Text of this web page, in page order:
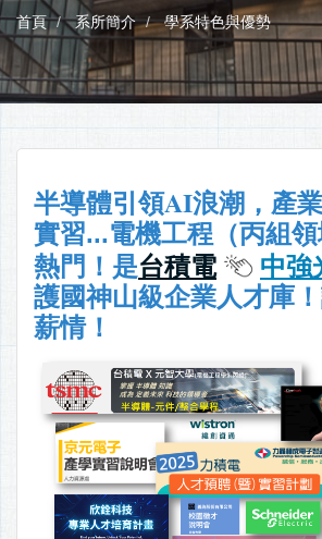
首頁 系所簡介 學系特色與優勢
半導體引領AI浪潮，產
實習...電機工程（丙組
熱門！ 是台積電 中強
護國神山級企業人才庫
薪情！